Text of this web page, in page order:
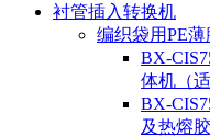
衬管插入转换机
编织袋用PE
BX-
体机（
BX-
及热熔